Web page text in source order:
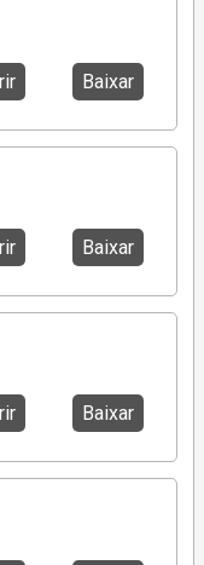
Baixar
Baixar
Baixar